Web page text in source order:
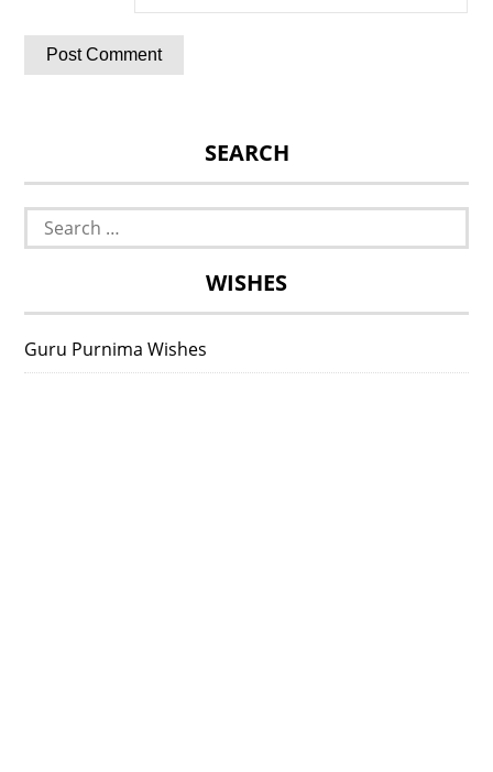
SEARCH
Search
for:
WISHES
Guru Purnima Wishes